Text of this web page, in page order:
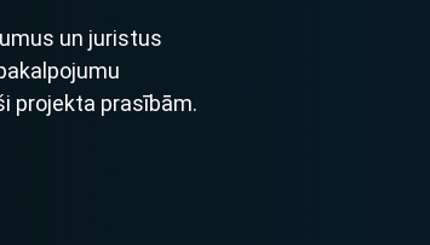
un juristus
projekta prasībām.